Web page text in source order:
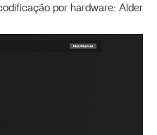
por hardware: Alder